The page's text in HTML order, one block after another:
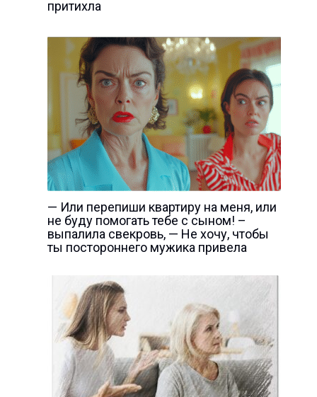
притихла
— Или перепиши квартиру на меня, или
не буду помогать тебе с сыном! –
выпалила свекровь, — Не хочу, чтобы
ты постороннего мужика привела